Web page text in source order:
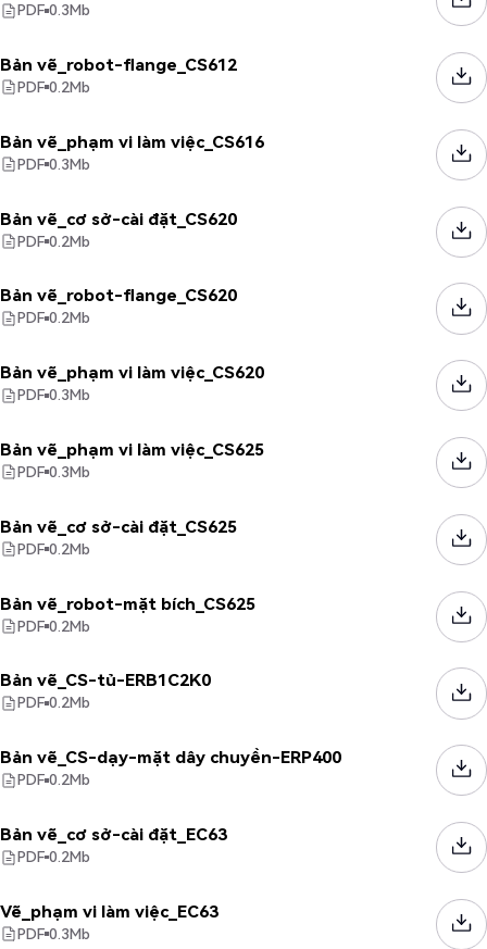
PDF 0.3Mb
Bản vẽ_robot-flange_CS612
PDF 0.2Mb
Bản vẽ_phạm vi làm việc_CS616
PDF 0.3Mb
Bản vẽ_cơ sở-cài đặt_CS620
PDF 0.2Mb
Bản vẽ_robot-flange_CS620
PDF 0.2Mb
Bản vẽ_phạm vi làm việc_CS620
PDF 0.3Mb
Bản vẽ_phạm vi làm việc_CS625
PDF 0.3Mb
Bản vẽ_cơ sở-cài đặt_CS625
PDF 0.2Mb
Bản vẽ_robot-mặt bích_CS625
PDF 0.2Mb
Bản vẽ_CS-tủ-ERB1C2K0
PDF 0.2Mb
Bản vẽ_CS-dạy-mặt dây chuyền-ERP400
PDF 0.2Mb
Bản vẽ_cơ sở-cài đặt_EC63
PDF 0.2Mb
Vẽ_phạm vi làm việc_EC63
PDF 0.3Mb